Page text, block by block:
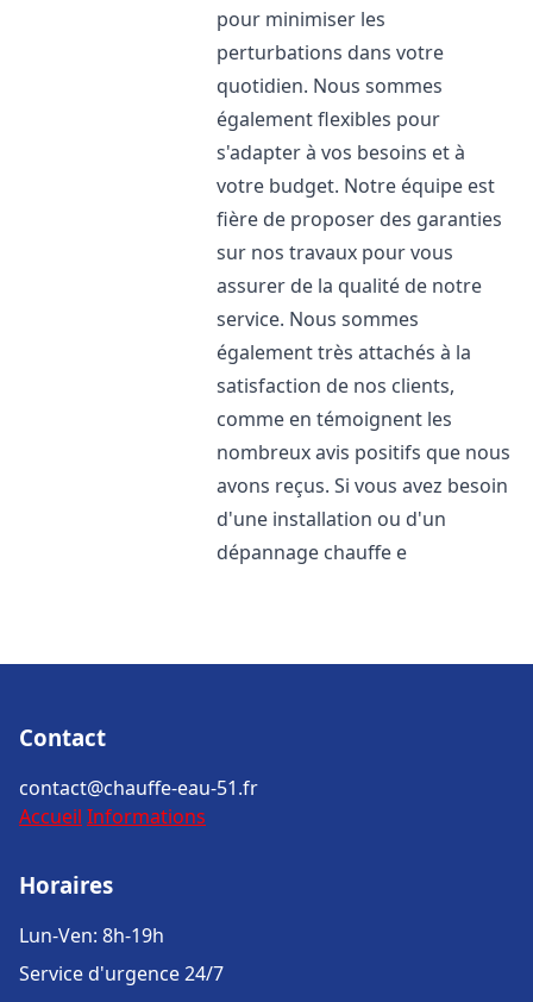
pour minimiser les
perturbations dans votre
quotidien. Nous sommes
également flexibles pour
s'adapter à vos besoins et à
votre budget. Notre équipe est
fière de proposer des garanties
sur nos travaux pour vous
assurer de la qualité de notre
service. Nous sommes
également très attachés à la
satisfaction de nos clients,
comme en témoignent les
nombreux avis positifs que nous
avons reçus. Si vous avez besoin
d'une installation ou d'un
dépannage chauffe e
Contact
contact@chauffe-eau-51.fr
Accueil Informations
Horaires
Lun-Ven: 8h-19h
Service d'urgence 24/7